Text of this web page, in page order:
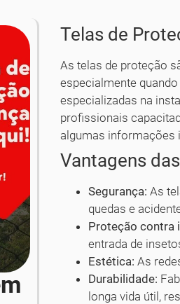
Telas de
As telas de proteção
especialmente
especializadas na
profissionais
algumas informações
Vantagens
Segurança: As
quedas e
Proteção contra
entrada de
Estética: As
Durabilidade:
longa vida útil,